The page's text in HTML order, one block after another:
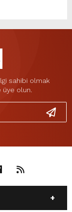
sahibi olmak
üye olun.